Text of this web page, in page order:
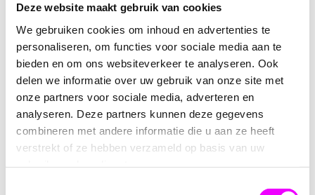
Deze website maakt gebruik van cookies
We gebruiken cookies om inhoud en advertenties te
personaliseren, om functies voor sociale media aan te
bieden en om ons websiteverkeer te analyseren. Ook
delen we informatie over uw gebruik van onze site met
onze partners voor sociale media, adverteren en
analyseren. Deze partners kunnen deze gegevens
combineren met andere informatie die u aan ze heeft
verstrekt of ze hebben verzameld op basis van uw
Gember : Stimuleert de circulatie en bevordert een
gezonde spijsvertering, waardoor je je verkwikt en
energiek voelt.
Kaneel: Bekend om zijn bloedsuikerregulerende
eigenschappen, kaneel voegt ook een warme,
zoetkruidige smaak toe.
Zoethout: Ondersteunt de spijsvertering en biedt
een natuurlijke, zoete smaak die de scherpte van
gember en kurkuma in balans brengt.
Kurkuma : Een krachtig ontstekingsremmend
middel dat ook bijdraagt aan de algehele vitaliteit